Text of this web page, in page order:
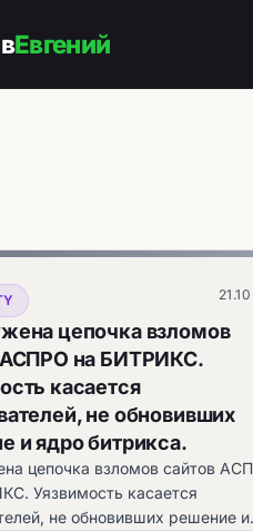
Евгений
цепочка взломов
АСПРО на БИТРИКС.
касается
не обновивших
и ядро битрикса.
цепочка взломов сайтов
Уязвимость касается
не обновивших решение и